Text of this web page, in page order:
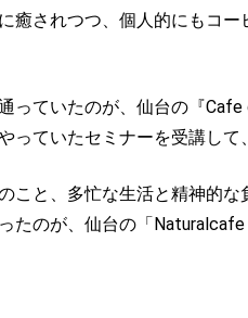
癒されつつ、個人的にもコ
っていたのが、仙台の『
っていたセミナーを受講し
こと、多忙な生活と精神的
たのが、仙台の「Naturalcafe